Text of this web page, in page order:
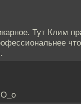
Тут Клим
О_о